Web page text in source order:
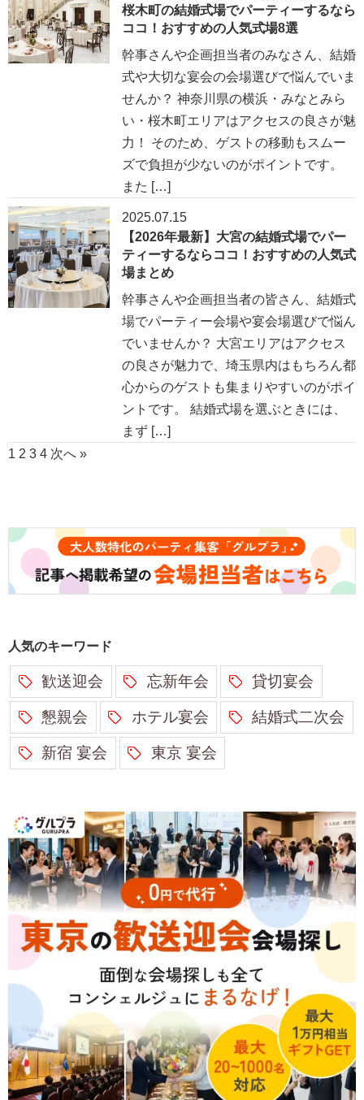
桜木町の結婚式場でパーティーするなら
ココ！おすすめの人気式場8選
幹事さんや企画担当者のみなさん、結婚
式や大切な宴会の会場選びで悩んでいま
せんか？ 神奈川県の横浜・みなとみら
い・桜木町エリアはアクセスの良さが魅
力！ そのため、ゲストの移動もスムー
ズで負担が少ないのがポイントです。
また […]
2025.07.15
【2026年最新】大宮の結婚式場でパー
ティーするならココ！おすすめの人気式
場まとめ
幹事さんや企画担当者の皆さん、結婚式
場でパーティー会場や宴会場選びで悩ん
でいませんか？ 大宮エリアはアクセス
の良さが魅力で、埼玉県内はもちろん都
心からのゲストも集まりやすいのがポイ
ントです。 結婚式場を選ぶときには、
まず […]
1 2 3 4 次へ »
人気のキーワード
歓送迎会 忘新年会 貸切宴会
懇親会 ホテル宴会 結婚式二次会
新宿 宴会 東京 宴会